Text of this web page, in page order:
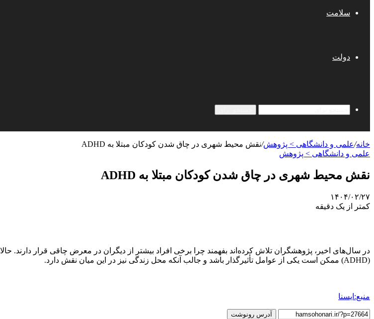
سلامت
دولت
خانه/علمی‌ و دانشگاهی > پژوهش/نقش محیط شهری در چاق شدن کودکان مبتلا به ADHD
علمی‌ و دانشگاهی > پژوهش
نقش محیط شهری در چاق شدن کودکان مبتلا به ADHD
۱۴۰۴/۰۲/۲۷
کمتر از یک دقیقه
در سال‌های اخیر، پژوهشگران تلاش کرده‌اند بفهمند چرا برخی افراد بیشتر از دیگران در معرض چاقی قرار دارند.
(ADHD) ممکن است یکی از عوامل تأثیرگذار باشد و جالب آنکه محل زندگی نیز در این میان نقش دارد.
منبع:ایسنا
آدرس رونوشت